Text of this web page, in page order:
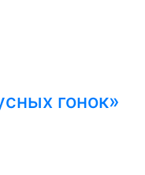
гонок»